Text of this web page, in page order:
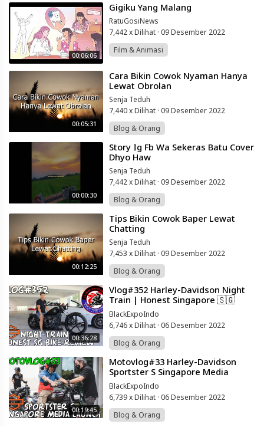
00:06:06
⁣Gigiku Yang Malang
RatuGosiNews
7,442 x Dilihat · 09 Desember 2022
Film & Animasi
00:05:31
⁣Cara Bikin Cowok Nyaman Hanya
Lewat Obrolan
Senja Teduh
7,440 x Dilihat · 09 Desember 2022
Blog & Orang
00:00:30
⁣Story Ig Fb Wa Sekeras Batu Cover
Dhyo Haw
Senja Teduh
7,442 x Dilihat · 09 Desember 2022
Blog & Orang
00:12:25
⁣Tips Bikin Cowok Baper Lewat
Chatting
Senja Teduh
7,453 x Dilihat · 09 Desember 2022
Blog & Orang
00:36:28
⁣Vlog#352 Harley-Davidson Night
Train | Honest Singapore 🇸🇬
Motorcycle Review
BlackExpoIndo
6,746 x Dilihat · 06 Desember 2022
Blog & Orang
00:19:45
⁣Motovlog#33 Harley-Davidson
Sportster S Singapore Media
Launch
BlackExpoIndo
6,739 x Dilihat · 06 Desember 2022
Blog & Orang